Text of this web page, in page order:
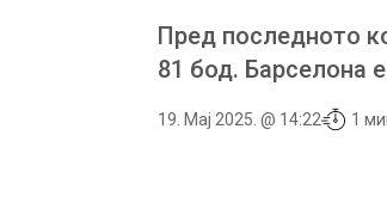
Пред последното
81 бод. Барселона
19. Мај 2025. @ 14:22 1